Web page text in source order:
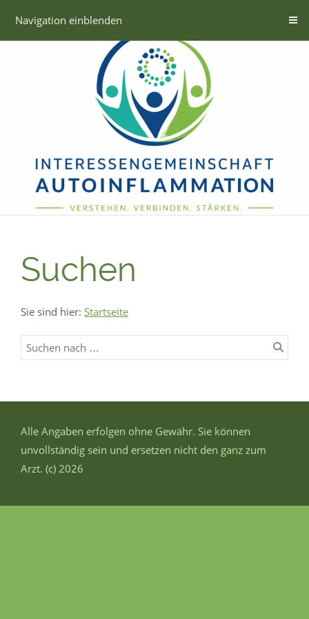
Navigation einblenden
Suchen
Sie sind hier: Startseite
Alle Angaben erfolgen ohne Gewähr. Sie können
unvollständig sein und ersetzen nicht den ganz zum
Arzt. (c) 2026